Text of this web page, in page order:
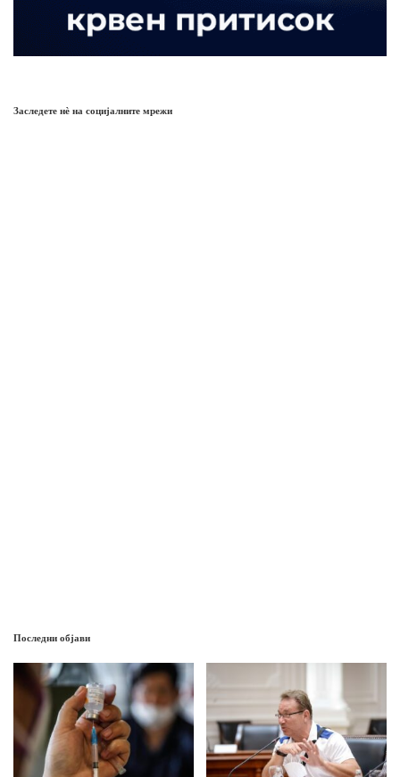
Заследете нѐ на социјалните мрежи
Последни објави